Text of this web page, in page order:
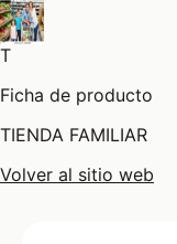
T
Ficha de producto
TIENDA FAMILIAR
Volver al sitio web